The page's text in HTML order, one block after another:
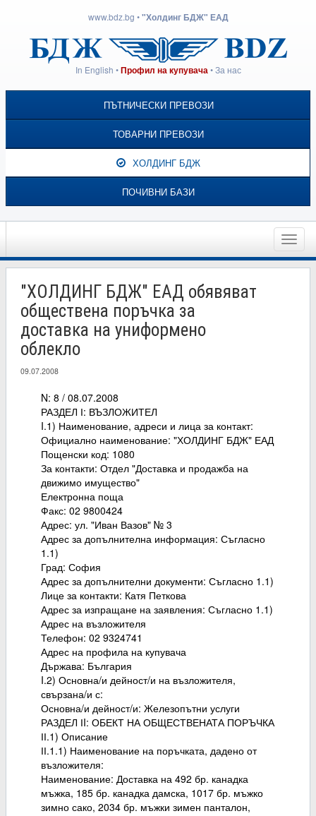
www.bdz.bg •"Холдинг БДЖ" ЕАД
In English •Профил на купувача •За нас
ПЪТНИЧЕСКИ ПРЕВОЗИ
ТОВАРНИ ПРЕВОЗИ
ХОЛДИНГ БДЖ
ПОЧИВНИ БАЗИ
Toggle
"ХОЛДИНГ БДЖ" ЕАД обявяват
обществена поръчка за
доставка на униформено
облекло
09.07.2008
N: 8 / 08.07.2008
РАЗДЕЛ І: ВЪЗЛОЖИТЕЛ
I.1) Наименование, адреси и лица за контакт:
Официално наименование: "ХОЛДИНГ БДЖ" ЕАД
Пощенски код: 1080
За контакти: Отдел "Доставка и продажба на
движимо имущество"
Електронна поща
Факс: 02 9800424
Адрес: ул. "Иван Вазов" № 3
Адрес за допълнителна информация: Съгласно
1.1)
Град: София
Адрес за допълнителни документи: Съгласно 1.1)
Лице за контакти: Катя Петкова
Адрес за изпращане на заявления: Съгласно 1.1)
Адрес на възложителя
Телефон: 02 9324741
Адрес на профила на купувача
Държава: България
I.2) Основна/и дейност/и на възложителя,
свързана/и с:
Основна/и дейност/и: Железопътни услуги
РАЗДЕЛ ІI: ОБЕКТ НА ОБЩЕСТВЕНАТА ПОРЪЧКА
ІІ.1) Описание
ІІ.1.1) Наименование на поръчката, дадено от
възложителя:
Наименование: Доставка на 492 бр. канадка
мъжка, 185 бр. канадка дамска, 1017 бр. мъжко
зимно сако, 2034 бр. мъжки зимен панталон,